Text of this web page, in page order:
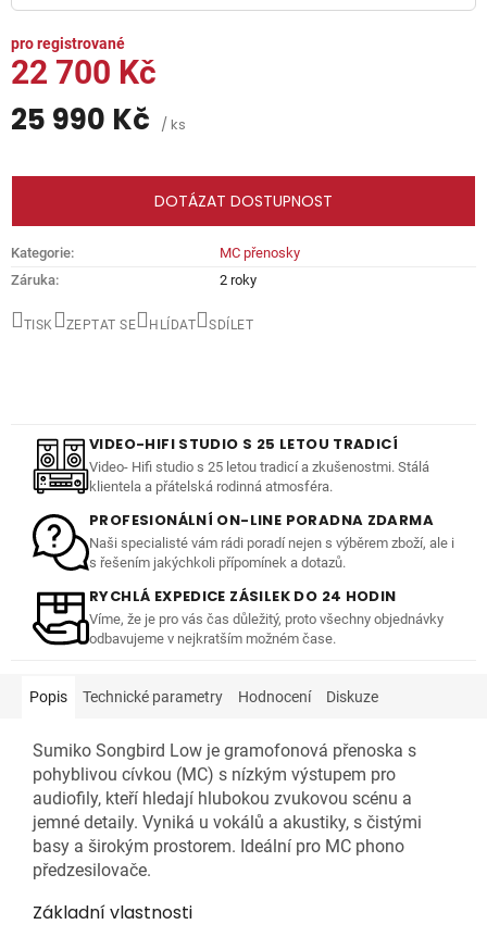
22 700 Kč
25 990 Kč / ks
cena:
Kategorie:
MC přenosky
Záruka: 2 roky
DOTÁZAT DOSTUPNOST
TISK ZEPTAT SE HLÍDAT SDÍLET
VIDEO-HIFI STUDIO S 25 LETOU TRADICÍ
Video- Hifi studio s 25 letou tradicí a zkušenostmi. Stálá
klientela a přátelská rodinná atmosféra.
PROFESIONÁLNÍ ON-LINE PORADNA ZDARMA
Naši specialisté vám rádi poradí nejen s výběrem zboží, ale i
s řešením jakýchkoli přípomínek a dotazů.
RYCHLÁ EXPEDICE ZÁSILEK DO 24 HODIN
Víme, že je pro vás čas důležitý, proto všechny objednávky
odbavujeme v nejkratším možném čase.
Popis Technické parametry Hodnocení Diskuze
Sumiko Songbird Low je gramofonová přenoska s
pohyblivou cívkou (MC) s nízkým výstupem pro
audiofily, kteří hledají hlubokou zvukovou scénu a
jemné detaily. Vyniká u vokálů a akustiky, s čistými
basy a širokým prostorem. Ideální pro MC phono
předzesilovače.
Základní vlastnosti